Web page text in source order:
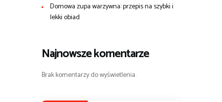
Domowa zupa warzywna: przepis na szybki i
lekki obiad
Najnowsze komentarze
Brak komentarzy do wyświetlenia.